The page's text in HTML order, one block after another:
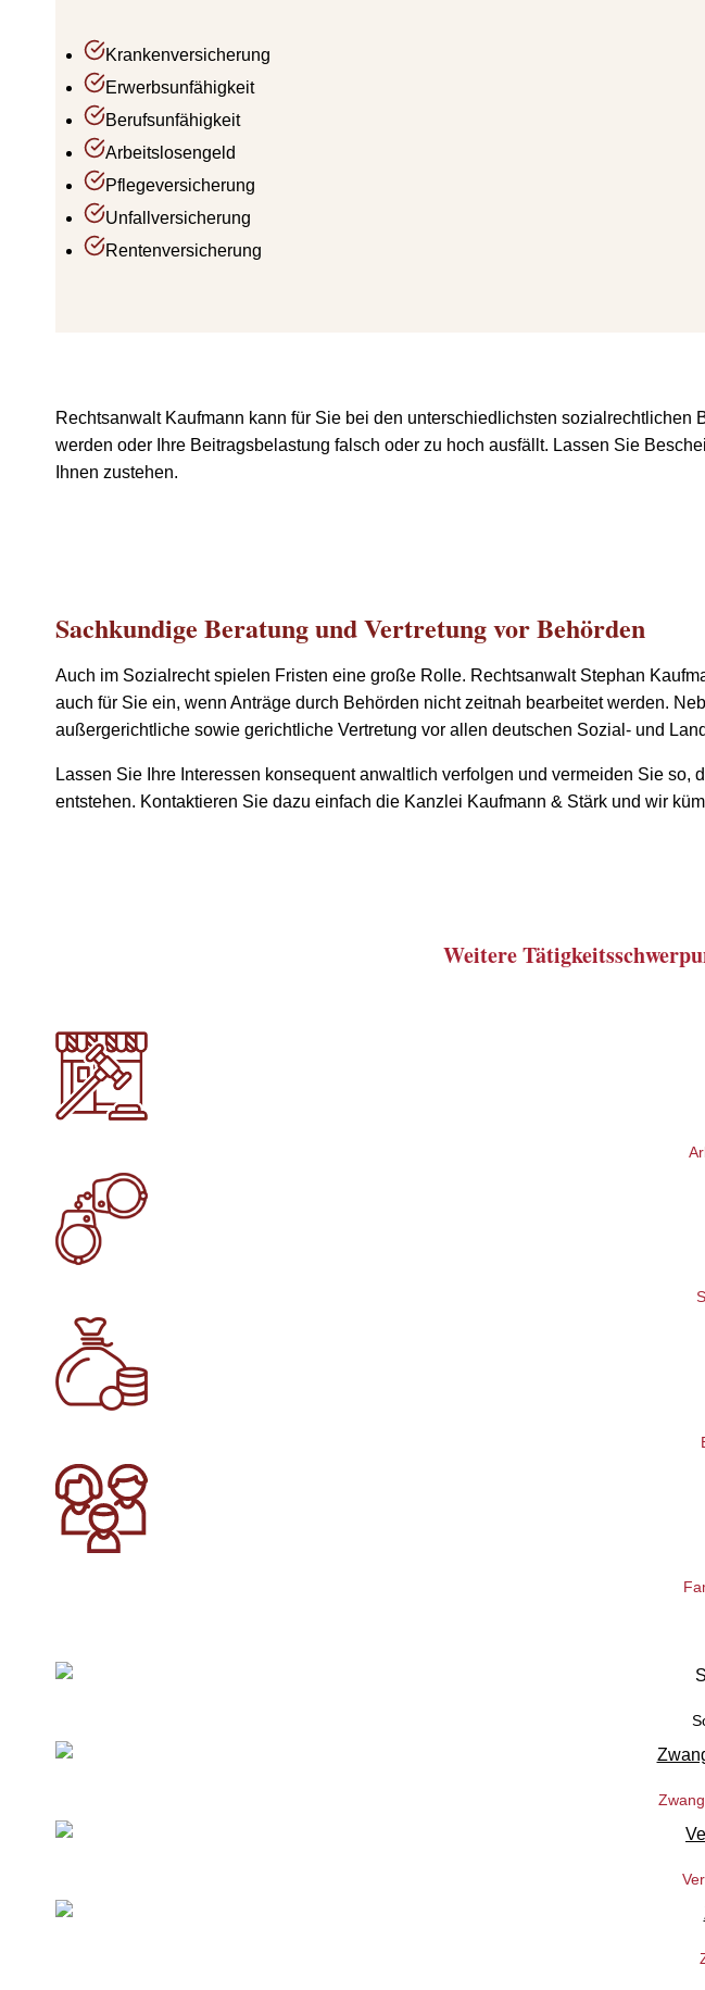
Krankenversicherung
Erwerbsunfähigkeit
Berufsunfähigkeit
Arbeitslosengeld
Pflegeversicherung
Unfallversicherung
Rentenversicherung
Rechtsanwalt Kaufmann kann für Sie bei den unterschiedlichsten
werden oder Ihre Beitragsbelastung falsch oder zu hoch ausfällt. Lassen Sie
Ihnen zustehen.
Sachkundige Beratung und Vertretung vor Behörden
Auch im Sozialrecht spielen Fristen eine große Rolle. Rechtsanwalt Stephan
auch für Sie ein, wenn Anträge durch Behörden nicht zeitnah bearbeitet werden.
außergerichtliche sowie gerichtliche Vertretung vor allen deutschen Sozial- und
Lassen Sie Ihre Interessen konsequent anwaltlich verfolgen und vermeiden Sie
entstehen. Kontaktieren Sie dazu einfach die Kanzlei Kaufmann & Stärk und wir
Weitere